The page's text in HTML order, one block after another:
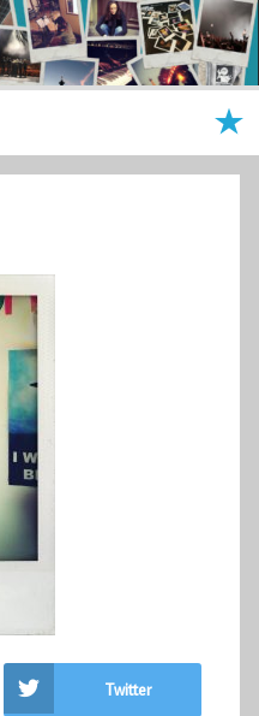
Twitter